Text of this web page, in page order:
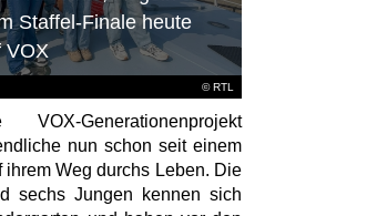
© RTL
Staffel-Finale heute
VOX
Generationenprojekt
nun schon seit einem
Weg durchs Leben. Die
sechs Jungen kennen sich